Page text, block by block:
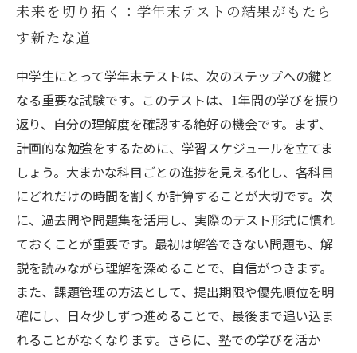
未来を切り拓く：学年末テストの結果がもたら
す新たな道
中学生にとって学年末テストは、次のステップへの鍵と
なる重要な試験です。このテストは、1年間の学びを振り
返り、自分の理解度を確認する絶好の機会です。まず、
計画的な勉強をするために、学習スケジュールを立てま
しょう。大まかな科目ごとの進捗を見える化し、各科目
にどれだけの時間を割くか計算することが大切です。次
に、過去問や問題集を活用し、実際のテスト形式に慣れ
ておくことが重要です。最初は解答できない問題も、解
説を読みながら理解を深めることで、自信がつきます。
また、課題管理の方法として、提出期限や優先順位を明
確にし、日々少しずつ進めることで、最後まで追い込ま
れることがなくなります。さらに、塾での学びを活か